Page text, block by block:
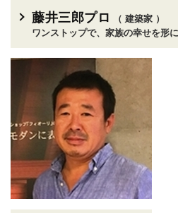
藤井三郎プロ
（ 建築家 ）
ワンストップで、家族の幸せを形